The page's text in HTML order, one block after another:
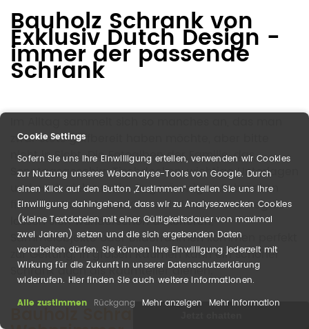
Bauholz Schrank von
Exklusiv Dutch Design -
immer der passende
Schrank
zwar stets griffbereit haben möchte, aber bitte
nicht in Sicht. Die Fotoalben der Familie, das
Sonntagsgeschirr, Tischdecken, wichtige Unterlagen
und noch vieles mehr. In geräumigen Schränken
findet all Ihr Hab und Gut viel Platz. Offene Regale
lassen sich wunderschön dekorieren,
Sammelobjekte oder Bilderrahmen kommen perfekt
zur Geltung. In großen Räumen kann ein schöner
Schrank auch als Raumteiler dienen.
Bauholz Schrank: auch für Ihr
Cookie Settings
Sofern Sie uns Ihre Einwilligung erteilen, verwenden wir Cookies
zur Nutzung unseres Webanalyse-Tools von Google. Durch
einen Klick auf den Button „Zustimmen“ erteilen Sie uns Ihre
Einwilligung dahingehend, dass wir zu Analysezwecken Cookies
(kleine Textdateien mit einer Gültigkeitsdauer von maximal
zwei Jahren) setzen und die sich ergebenden Daten
verarbeiten dürfen. Sie können Ihre Einwilligung jederzeit mit
Wirkung für die Zukunft in unserer Datenschutzerklärung
widerrufen. Hier finden Sie auch weitere Informationen.
Alle zustimmen Rückgang Mehr anzeigen Mehr Information